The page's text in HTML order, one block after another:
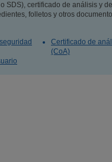
SDS), certificado de análisis y
folletos y otros
Certificado de
(CoA)